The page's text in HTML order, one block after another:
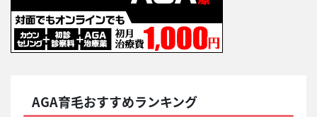
AGA育毛おすすめランキング